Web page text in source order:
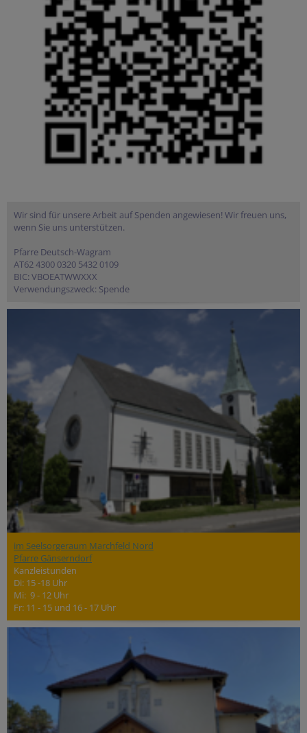
Wir sind für unsere Arbeit auf Spenden angewiesen! Wir freuen uns,
wenn Sie uns unterstützen.
Pfarre Deutsch-Wagram
AT62 4300 0320 5432 0109
BIC: VBOEATWWXXX
Verwendungszweck: Spende
im Seelsorgeraum Marchfeld Nord
Pfarre Gänserndorf
Kanzleistunden
Di: 15 -18 Uhr
Mi: 9 - 12 Uhr
Fr: 11 - 15 und 16 - 17 Uhr